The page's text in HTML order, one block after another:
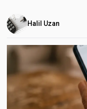
Halil Uzan